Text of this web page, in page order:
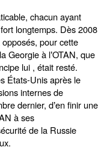
chacun ayant
longtemps. Dès 2008
pour cette
Georgie à l’OTAN, que
lui , était resté.
États-Unis après le
internes de
dernier, d’en finir une
à ses
de la Russie